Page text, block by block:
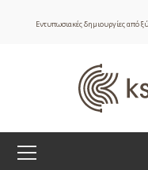
Εντυπωσιακές δημιουργίες από